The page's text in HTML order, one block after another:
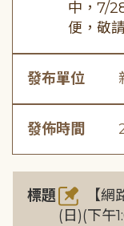
中，7/
便，敬
發布單位
發佈時間
標題
【網
(日)(下午